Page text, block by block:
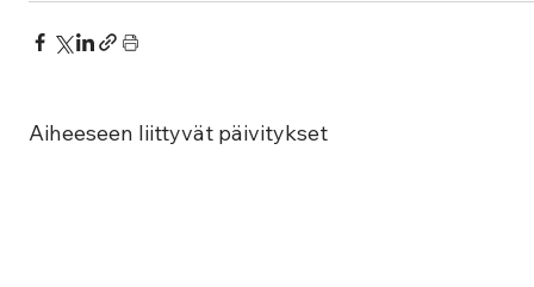
Aiheeseen liittyvät päivitykset